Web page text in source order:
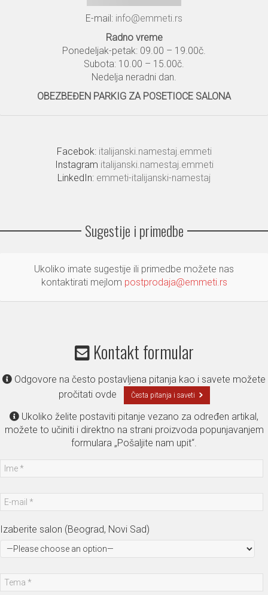
E-mail: info@emmeti.rs
Radno vreme
Ponedeljak-petak: 09.00 – 19.00č.
Subota: 10.00 – 15.00č.
Nedelja neradni dan.
OBEZBEĐEN PARKIG ZA POSETIOCE SALONA
Facebok: italijanski.namestaj.emmeti
Instagram italijanski.namestaj.emmeti
LinkedIn: emmeti-italijanski-namestaj
Sugestije i primedbe
Ukoliko imate sugestije ili primedbe možete nas
kontaktirati mejlom postprodaja@emmeti.rs
Kontakt formular
Odgovore na često postavljena pitanja kao i savete možete
pročitati ovde
Česta pitanja i saveti
Ukoliko želite postaviti pitanje vezano za određen artikal,
možete to učiniti i direktno na strani proizvoda popunjavanjem
formulara „Pošaljite nam upit“.
Izaberite salon (Beograd, Novi Sad)